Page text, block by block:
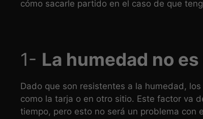
cómo sacarle partido en el caso de que
1- La humedad no
Dado que son resistentes a la humedad,
como la tarja o en otro sitio. Este factor va
tiempo, pero esto no será un problema con